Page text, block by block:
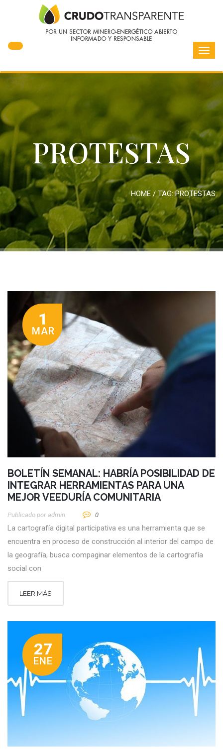
PROTESTAS
HOME / TAG:PROTESTAS
1
MAR
BOLETÍN SEMANAL: HABRÍA POSIBILIDAD DE
INTEGRAR HERRAMIENTAS PARA UNA
MEJOR VEEDURÍA COMUNITARIA
Publicado por Admin 0
La cartografía digital participativa es una herramienta que se
encuentra en proceso de construcción al interior del campo de
la geografía, busca compaginar elementos de la cartografía
social con
LEER MÁS
27
ENE